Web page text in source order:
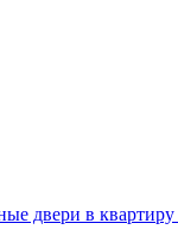
двери в квартиру